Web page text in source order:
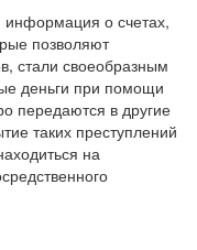
информация о счетах,
позволяют
стали своеобразным
деньги при помощи
передаются в другие
таких преступлений
на